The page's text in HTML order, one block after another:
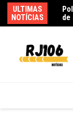
para
o
ULTIMAS
NOTÍCIAS